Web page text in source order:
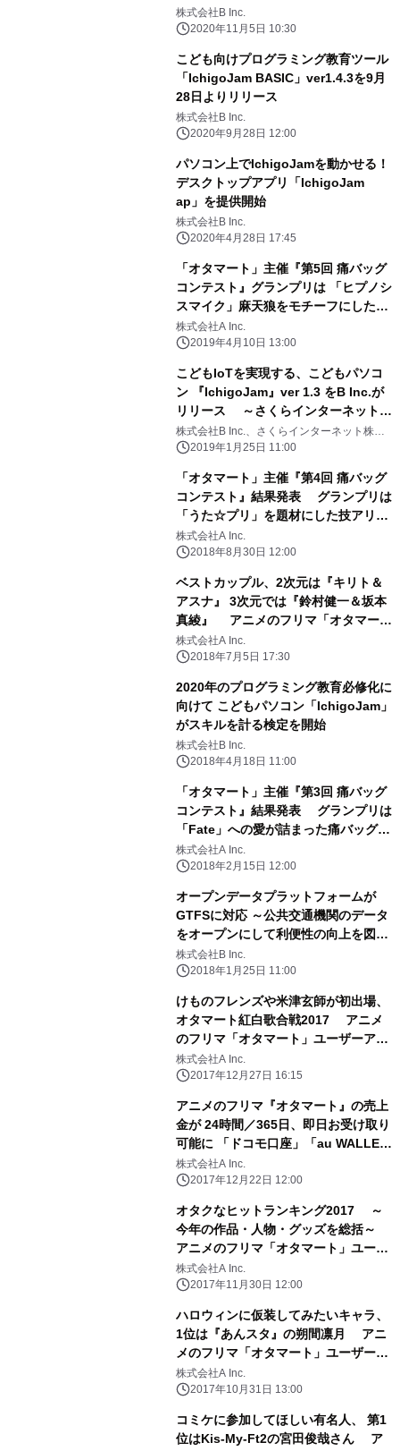
株式会社B Inc.
2020年11月5日 10:30
こども向けプログラミング教育ツール
「IchigoJam BASIC」ver1.4.3を9月
28日よりリリース
株式会社B Inc.
2020年9月28日 12:00
パソコン上でIchigoJamを動かせる！
デスクトップアプリ「IchigoJam
ap」を提供開始
株式会社B Inc.
2020年4月28日 17:45
「オタマート」主催『第5回 痛バッグ
コンテスト』グランプリは 「ヒプノシ
スマイク」麻天狼をモチーフにした3D
痛バ！
株式会社A Inc.
2019年4月10日 13:00
こどもIoTを実現する、こどもパソコ
ン 『IchigoJam』ver 1.3 をB Inc.が
リリース ～さくらインターネットの
『sakura.io』を利用した 通信用コマ
ンドを標準搭載～
株式会社B Inc.、さくらインターネット株式
会社2019年1月25日 11:00
「オタマート」主催『第4回 痛バッグ
コンテスト』結果発表 グランプリは
「うた☆プリ」を題材にした技アリな
痛バッグに決定！
株式会社A Inc.
2018年8月30日 12:00
ベストカップル、2次元は『キリト＆
アスナ』 3次元では『鈴村健一＆坂本
真綾』 アニメのフリマ「オタマー
ト」アンケート ～ベストカップルラン
キング2018～
株式会社A Inc.
2018年7月5日 17:30
2020年のプログラミング教育必修化に
向けて こどもパソコン「IchigoJam」
がスキルを計る検定を開始
株式会社B Inc.
2018年4月18日 11:00
「オタマート」主催『第3回 痛バッグ
コンテスト』結果発表 グランプリは
「Fate」への愛が詰まった痛バッグに
決定！
株式会社A Inc.
2018年2月15日 12:00
オープンデータプラットフォームが
GTFSに対応 ～公共交通機関のデータ
をオープンにして利便性の向上を図る
～
株式会社B Inc.
2018年1月25日 11:00
けものフレンズや米津玄師が初出場、
オタマート紅白歌合戦2017 アニメ
のフリマ「オタマート」ユーザーアン
ケート結果発表
株式会社A Inc.
2017年12月27日 16:15
アニメのフリマ『オタマート』の売上
金が 24時間／365日、即日お受け取り
可能に 「ドコモ口座」「au WALLET
プリペイドカード」 「ソフトバンクカ
ード」へのチャージにて対応
株式会社A Inc.
2017年12月22日 12:00
オタクなヒットランキング2017 ～
今年の作品・人物・グッズを総括～
アニメのフリマ「オタマート」ユーザ
ーアンケート結果発表
株式会社A Inc.
2017年11月30日 12:00
ハロウィンに仮装してみたいキャラ、
1位は『あんスタ』の朔間凛月 アニ
メのフリマ「オタマート」ユーザーア
ンケート結果発表
株式会社A Inc.
2017年10月31日 13:00
コミケに参加してほしい有名人、 第1
位はKis-My-Ft2の宮田俊哉さん ア